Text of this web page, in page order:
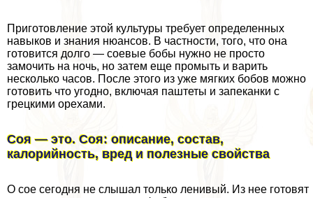
Приготовление этой культуры требует определенных
навыков и знания нюансов. В частности, того, что она
готовится долго — соевые бобы нужно не просто
замочить на ночь, но затем еще промыть и варить
несколько часов. После этого из уже мягких бобов можно
готовить что угодно, включая паштеты и запеканки с
грецкими орехами.
Соя — это. Соя: описание, состав,
калорийность, вред и полезные свойства
О сое сегодня не слышал только ленивый. Из нее готовят